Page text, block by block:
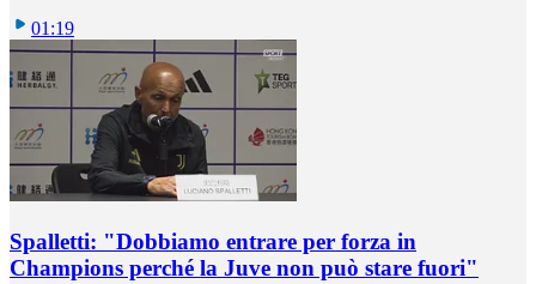
01:19
Spalletti: "Dobbiamo entrare per forza in
Champions perché la Juve non può stare fuori"